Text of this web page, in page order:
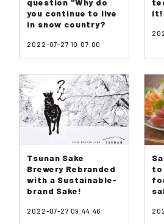
question "Why do
you continue to live
in snow country?
2022-07-27 10:07:00
it!
Tsunan Sake
Brewery Rebranded
with a Sustainable-
brand Sake!
2022-07-27 09:44:46
to